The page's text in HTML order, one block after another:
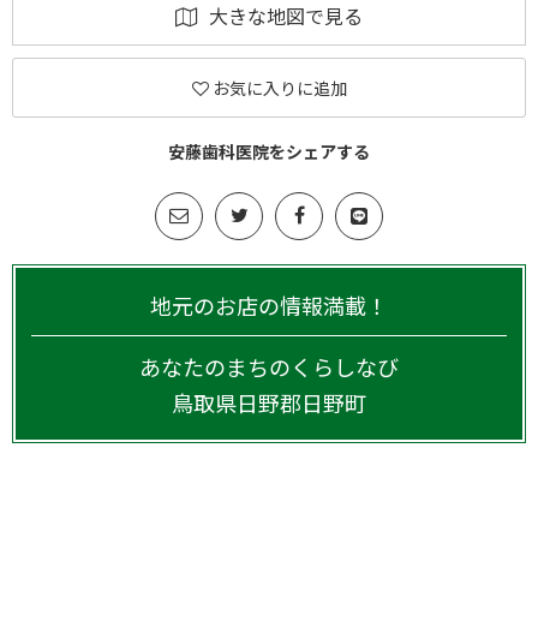
大きな地図で見る
お気に入りに追加
安藤歯科医院をシェアする
地元のお店の情報満載！
あなたのまちのくらしなび
鳥取県日野郡日野町